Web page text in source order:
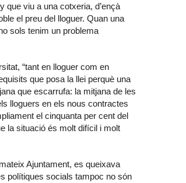
que viu a una cotxeria, d’ençà
el preu del lloguer. Quan una
sols tenim un problema
“tant en lloguer com en
que posa la llei perquè una
que escarrufa: la mitjana de les
lloguers en els nous contractes
el cinquanta per cent del
la situació és molt difícil i molt
Ajuntament, es queixava
polítiques socials tampoc no són